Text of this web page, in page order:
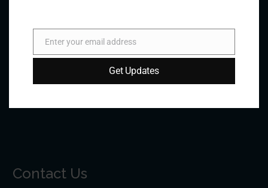
Contact Us
Email
Enter your email address
Get Updates